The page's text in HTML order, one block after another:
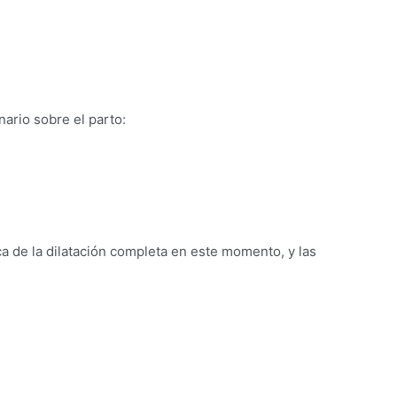
sobre el parto:
de la dilatación completa en este momento, y las